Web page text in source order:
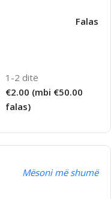
Falas
1-2 ditë
€2.00 (mbi €50.00
falas)
Mësoni më shumë